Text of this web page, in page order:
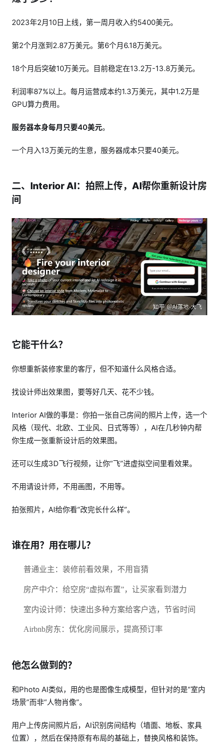
2023年2月10日上线，第一周月收入约5400美元。
第2个月涨到2.87万美元。第6个月6.18万美元。
18个月后突破10万美元。目前稳定在13.2万-13.8万美元。
利润率87%以上。每月运营成本约1.3万美元，其中1.2万是
GPU算力费用。
服务器本身每月只要40美元。
一个月入13万美元的生意，服务器成本只要40美元。
二、Interior AI：拍照上传，AI帮你重新设计房
间
它能干什么？
你想重新装修家里的客厅，但不知道什么风格合适。
找设计师出效果图，要等好几天、花不少钱。
Interior AI做的事是：你拍一张自己房间的照片上传，选一个
风格（现代、北欧、工业风、日式等等），AI在几秒钟内帮
你生成一张重新设计后的效果图。
还可以生成3D飞行视频，让你“飞”进虚拟空间里看效果。
不用请设计师，不用画图，不用等。
拍张照片，AI给你看“改完长什么样”。
谁在用？用在哪儿？
普通业主：装修前看效果，不用盲猜
房产中介：给空房“虚拟布置”，让买家看到潜力
室内设计师：快速出多种方案给客户选，节省时间
Airbnb房东：优化房间展示，提高预订率
他怎么做到的？
和Photo AI类似，用的也是图像生成模型，但针对的是“室内
场景”而非“人物肖像”。
用户上传房间照片后，AI识别房间结构（墙面、地板、家具
位置），然后在保持原有布局的基础上，替换风格和装饰。